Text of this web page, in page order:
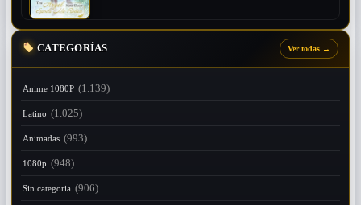
CATEGORÍAS Ver todas →
Anime 1080P (1.139)
Latino (1.025)
Animadas (993)
1080p (948)
Sin categoria (906)